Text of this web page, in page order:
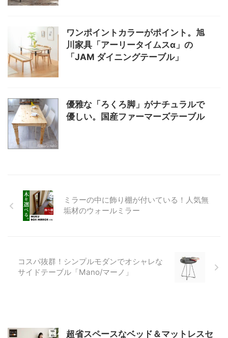
ワンポイントカラーがポイント。旭
川家具「アーリータイムスα」の
「JAM ダイニングテーブル」
優雅な「ろくろ脚」がナチュラルで
優しい。国産ファーマーズテーブル
ミラーの中に飾り棚が付いている！人気無
垢材のウォールミラー
コスパ抜群！シンプルモダンでオシャレな
サイドテーブル「Mano/マーノ」
超省スペースなベッド＆マットレスセ